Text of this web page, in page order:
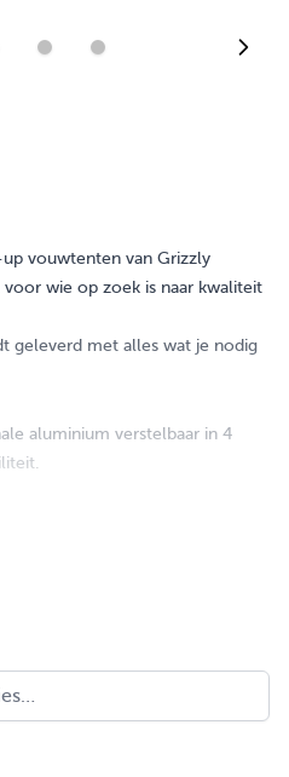
up vouwtenten van Grizzly
wie op zoek is naar kwaliteit
geleverd met alles wat je nodig
aluminium verstelbaar in 4
coating, waardoor het 100%
met een ingang, samen
meter voorzien een raam, ook
polyester met Seam Sealed
bescherming tegen de
van elkaar te